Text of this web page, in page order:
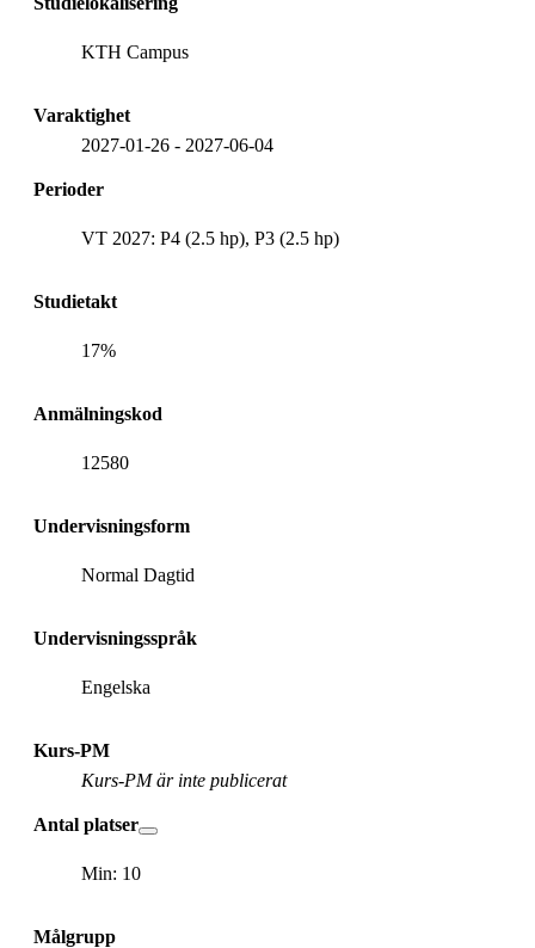
KTH Campus
Varaktighet
2027-01-26 - 2027-06-04
Perioder
VT 2027: P4 (2.5 hp), P3 (2.5 hp)
Studietakt
17%
Anmälningskod
12580
Undervisningsform
Normal Dagtid
Undervisningsspråk
Engelska
Kurs-PM
Kurs-PM är inte publicerat
Antal platser
Min: 10
Målgrupp